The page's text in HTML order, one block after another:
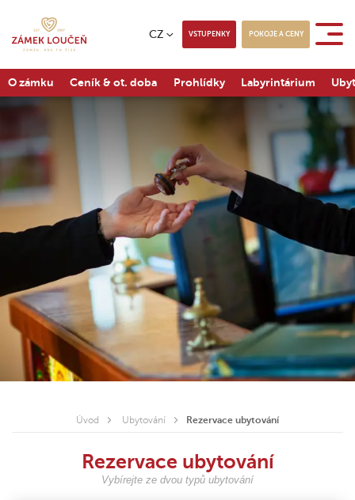
CZ VSTUPENKY POKOJE A CENY
O zámku Ceník & ot. doba Prohlídky Labyrintárium
Úvod Ubytování Rezervace ubytování
Rezervace ubytování
Vybírejte ze dvou typů ubytování